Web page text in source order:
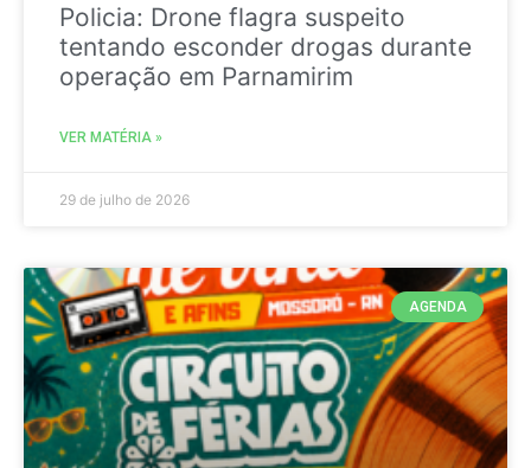
Policia: Drone flagra suspeito
tentando esconder drogas durante
operação em Parnamirim
VER MATÉRIA »
29 de julho de 2026
AGENDA